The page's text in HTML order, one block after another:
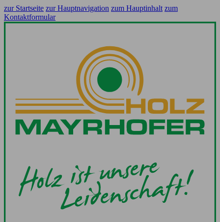
zur Startseite zur Hauptnavigation zum Hauptinhalt zum
Kontaktformular